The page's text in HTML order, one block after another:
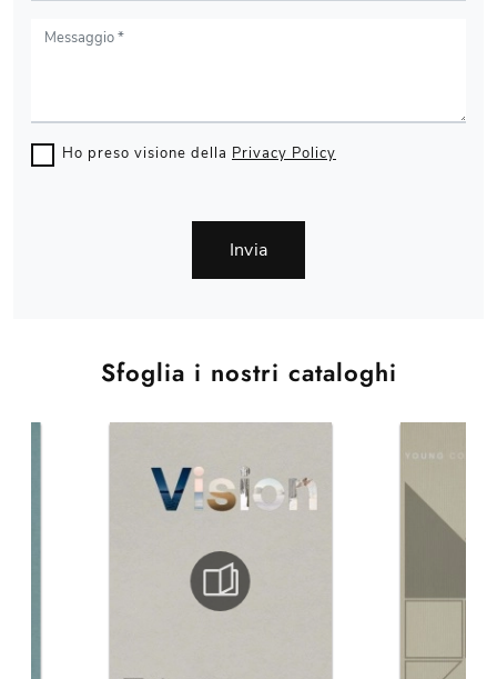
Sfoglia i nostri cataloghi
Ho preso visione della Privacy Policy
Invia